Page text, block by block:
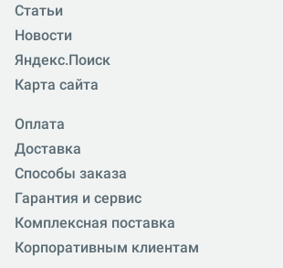
Статьи
Новости
Яндекс.Поиск
Карта сайта
Оплата
Доставка
Способы заказа
Гарантия и сервис
Комплексная поставка
Корпоративным клиентам